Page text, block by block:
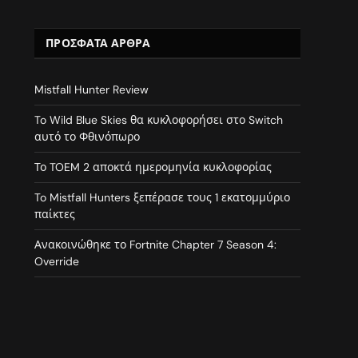
ΠΡΌΣΦΑΤΑ ΆΡΘΡΑ
Mistfall Hunter Review
To Wild Blue Skies θα κυκλοφορήσει στο Switch
αυτό το Φθινόπωρο
Το TOEM 2 αποκτά ημερομηνία κυκλοφορίας
To Mistfall Hunters ξεπέρασε τους 1 εκατομμύριο
παίκτες
Ανακοινώθηκε το Fortnite Chapter 7 Season 4:
Override